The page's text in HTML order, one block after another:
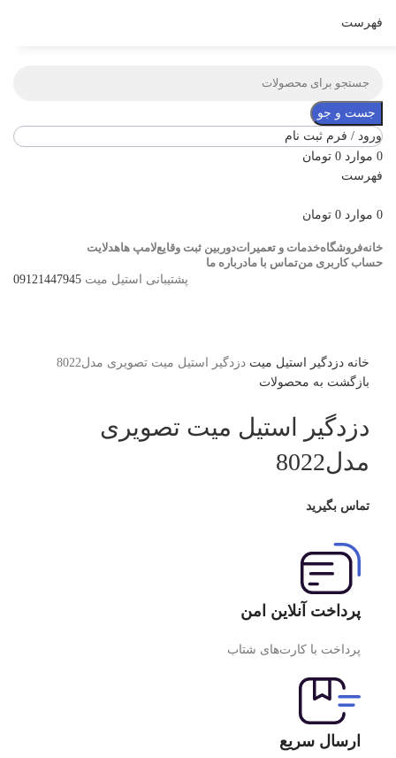
فهرست
جست و جو
ورود / فرم ثبت نام
0 موارد 0 تومان
فهرست
0 موارد 0 تومان
خانهفروشگاهخدمات و تعمیراتدوربین ثبت وقایعلامپ هاهدلایت
حساب کاربری منتماس با مادرباره ما
پشتیبانی استیل میت 09121447945
خانه دزدگیر استیل میت دزدگیر استیل میت تصویری مدل8022
بازگشت به محصولات
دزدگیر استیل میت تصویری
مدل8022
تماس بگیرید
پرداخت آنلاین امن
پرداخت با کارت‌های شتاب
ارسال سریع